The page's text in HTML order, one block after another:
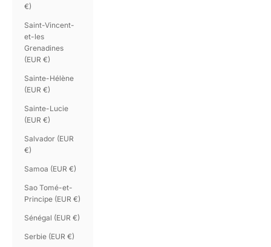
€)
Saint-Vincent-
et-les
Grenadines
(EUR €)
Sainte-Hélène
(EUR €)
Sainte-Lucie
(EUR €)
Salvador (EUR
€)
Samoa (EUR €)
Sao Tomé-et-
Principe (EUR €)
Sénégal (EUR €)
Serbie (EUR €)